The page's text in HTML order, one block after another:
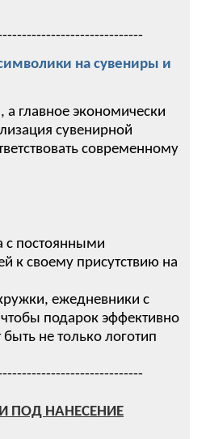
на сувениры и
главное экономически
сувенирной
современному
с постоянными
к своему присутствию на
ежедневники с
подарок эффективно
не только логотип
ПОД НАНЕСЕНИЕ